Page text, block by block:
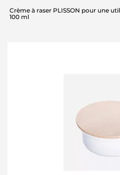
Crème à raser PLISSON pour une
100 ml